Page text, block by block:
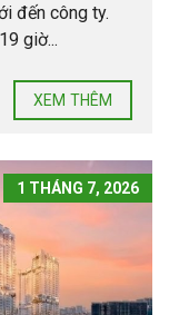
đến công ty.
giờ...
XEM THÊM
1 THÁNG 7, 2026